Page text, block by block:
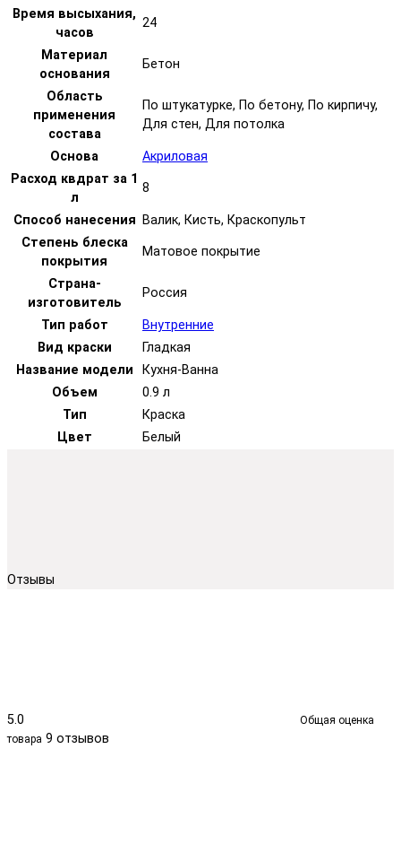
Время высыхания,
часов
24
Материал
основания
Бетон
Область
применения
состава
По штукатурке, По бетону, По кирпичу,
Для стен, Для потолка
Основа
Акриловая
Расход квдрат за 1
л
8
Способ нанесения Валик, Кисть, Краскопульт
Степень блеска
покрытия
Матовое покрытие
Страна-
изготовитель
Россия
Тип работ
Внутренние
Вид краски
Гладкая
Название модели
Кухня-Ванна
Объем
0.9 л
Тип
Краска
Цвет
Белый
Отзывы
5.0
Общая оценка
товара 9 отзывов